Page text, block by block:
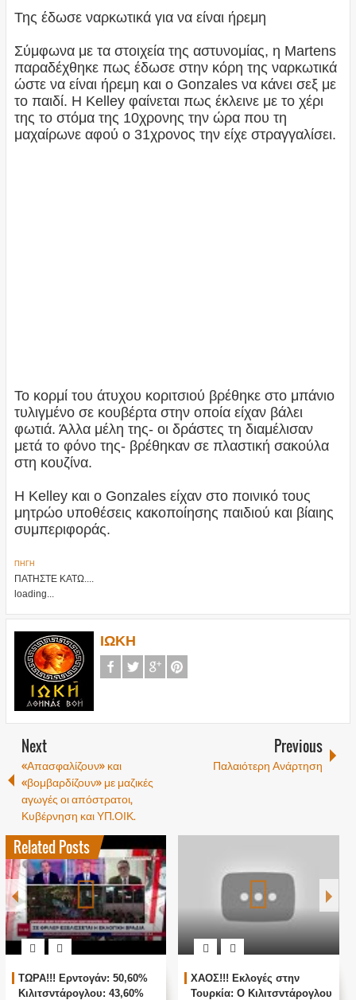
Της έδωσε ναρκωτικά για να είναι ήρεμη
Σύμφωνα με τα στοιχεία της αστυνομίας, η Martens
παραδέχθηκε πως έδωσε στην κόρη της ναρκωτικά
ώστε να είναι ήρεμη και ο Gonzales να κάνει σεξ με
το παιδί. Η Kelley φαίνεται πως έκλεινε με το χέρι
της το στόμα της 10χρονης την ώρα που τη
μαχαίρωνε αφού ο 31χρονος την είχε στραγγαλίσει.
Το κορμί του άτυχου κοριτσιού βρέθηκε στο μπάνιο
τυλιγμένο σε κουβέρτα στην οποία είχαν βάλει
φωτιά. Άλλα μέλη της- οι δράστες τη διαμέλισαν
μετά το φόνο της- βρέθηκαν σε πλαστική σακούλα
στη κουζίνα.
Η Kelley και ο Gonzales είχαν στο ποινικό τους
μητρώο υποθέσεις κακοποίησης παιδιού και βίαιης
συμπεριφοράς.
ΠΗΓΗ
ΠΑΤΗΣΤΕ ΚΑΤΩ....
loading...
ΙΩΚΗ
Next
«Απασφαλίζουν» και
«βομβαρδίζουν» με μαζικές
αγωγές οι απόστρατοι,
Κυβέρνηση και ΥΠ.ΟΙΚ.
Previous
Παλαιότερη Ανάρτηση
Related Posts
50,60%
43,60%
ΧΑΟΣ!!! Εκλογές στην
Τουρκία: Ο Κιλιτσντάρογλου
ΖΩΝΤΑΝΗ
ΑΓΚΥΡΑ -